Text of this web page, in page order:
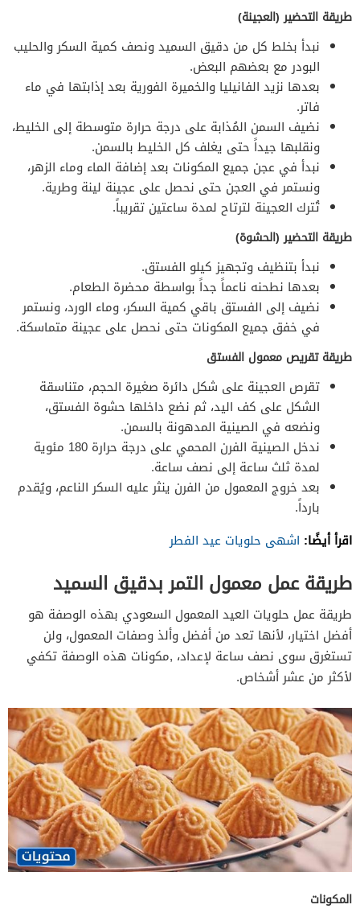
طريقة التحضير (العجينة)
نبدأ بخلط كل من دقيق السميد ونصف كمية السكر والحليب
البودر مع بعضهم البعض.
بعدها نزيد الفانيليا والخميرة الفورية بعد إذابتها في ماء
فاتر.
نضيف السمن المُذابة على درجة حرارة متوسطة إلى الخليط،
ونقلبها جيداً حتى يغلف كل الخليط بالسمن.
نبدأ في عجن جميع المكونات بعد إضافة الماء وماء الزهر،
ونستمر في العجن حتى نحصل على عجينة لينة وطرية.
تُترك العجينة لترتاح لمدة ساعتين تقريباً.
طريقة التحضير (الحشوة)
نبدأ بتنظيف وتجهيز كيلو الفستق.
بعدها نطحنه ناعماً جداً بواسطة محضرة الطعام.
نضيف إلى الفستق باقي كمية السكر، وماء الورد، ونستمر
في خفق جميع المكونات حتى نحصل على عجينة متماسكة.
طريقة تقريص معمول الفستق
تقرص العجينة على شكل دائرة صغيرة الحجم، متناسقة
الشكل على كف اليد، ثم نضع داخلها حشوة الفستق،
ونضعه في الصينية المدهونة بالسمن.
ندخل الصينية الفرن المحمي على درجة حرارة 180 مئوية
لمدة ثلث ساعة إلى نصف ساعة.
بعد خروج المعمول من الفرن ينثر عليه السكر الناعم، ويُقدم
بارداً.
اقرأ أيضًا: اشهى حلويات عيد الفطر
طريقة عمل معمول التمر بدقيق السميد
طريقة عمل حلويات العيد المعمول السعودي بهذه الوصفة هو
أفضل اختيار، لأنها تعد من أفضل وألذ وصفات المعمول، ولن
تستغرق سوى نصف ساعة لإعداد، ,مكونات هذه الوصفة تكفي
لأكثر من عشر أشخاص.
المكونات